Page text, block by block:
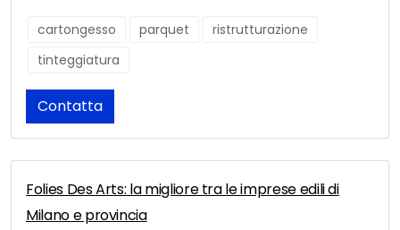
cartongesso parquet
ristrutturazione
tinteggiatura
Contatta
Folies Des Arts: la migliore tra le imprese edili di
Milano e provincia